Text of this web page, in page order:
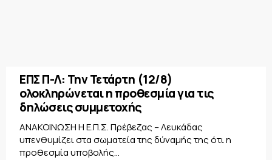
ΕΠΣ Π-Λ: Την Τετάρτη (12/8)
ολοκληρώνεται η προθεσμία για τις
δηλώσεις συμμετοχής
ΑΝΑΚΟΙΝΩΣΗ Η Ε.Π.Σ. Πρέβεζας – Λευκάδας
υπενθυμίζει στα σωματεία της δύναμής της ότι η
προθεσμία υποβολής...